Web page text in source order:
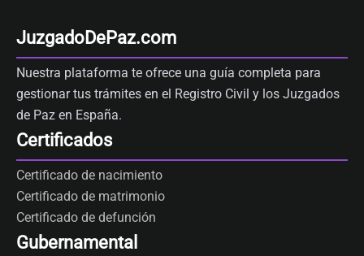
JuzgadoDePaz.com
Nuestra plataforma te ofrece una guía completa para
gestionar tus trámites en el Registro Civil y los Juzgados
de Paz en España.
Certificados
Certificado de nacimiento
Certificado de matrimonio
Certificado de defunción
Gubernamental